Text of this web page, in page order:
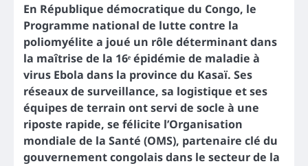
En République démocratique du Congo, le
Programme national de lutte contre la
poliomyélite a joué un rôle déterminant dans
la maîtrise de la 16ᵉ épidémie de maladie à
virus Ebola dans la province du Kasaï. Ses
réseaux de surveillance, sa logistique et ses
équipes de terrain ont servi de socle à une
riposte rapide, se félicite l’Organisation
mondiale de la Santé (OMS), partenaire clé du
gouvernement congolais dans le secteur de la